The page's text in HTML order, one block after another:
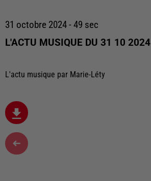
31 octobre 2024 - 49 sec
L'ACTU MUSIQUE DU 31 10 2024
L'actu musique par Marie-Léty